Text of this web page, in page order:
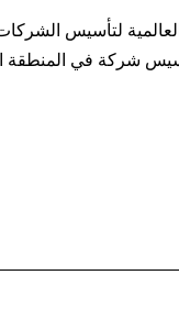
لتأسيس
شركة في المنطقة